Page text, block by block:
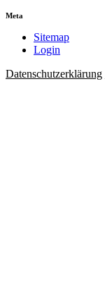
Meta
Sitemap
Login
Datenschutzerklärung